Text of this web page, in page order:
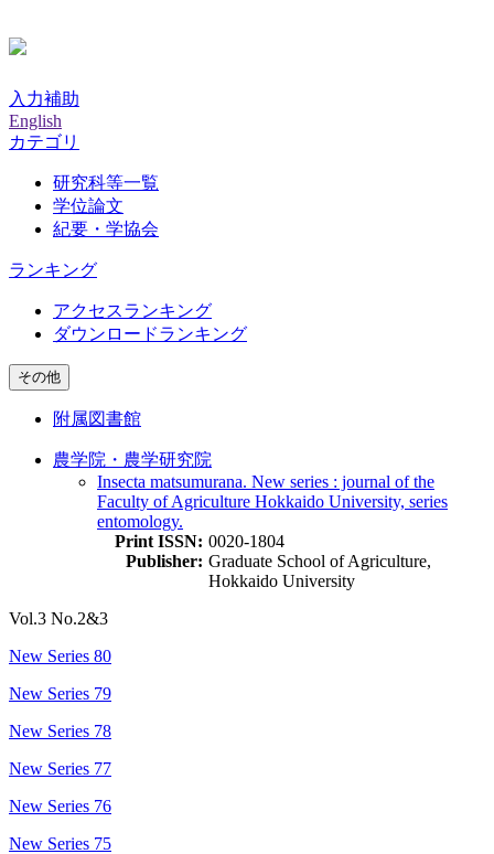
入力補助
English
カテゴリ
研究科等一覧
学位論文
紀要・学協会
ランキング
アクセスランキング
ダウンロードランキング
その他
附属図書館
農学院・農学研究院
Insecta matsumurana. New series : journal of the
Faculty of Agriculture Hokkaido University, series
entomology.
Print ISSN: 0020-1804
Publisher: Graduate School of Agriculture,
Hokkaido University
Vol.3 No.2&3
New Series 80
New Series 79
New Series 78
New Series 77
New Series 76
New Series 75